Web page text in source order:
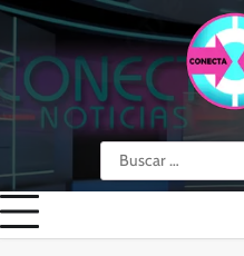
Skip
content
Buscar: